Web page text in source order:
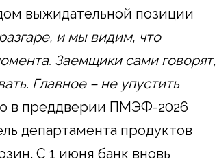
выжидательной позиции
и мы видим, что
Заемщики сами говорят,
Главное – не упустить
в преддверии ПМЭФ-2026
департамента продуктов
C 1 июня банк вновь